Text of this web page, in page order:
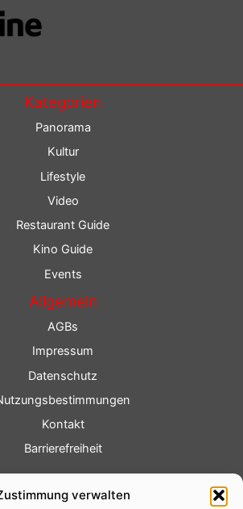
verwalten
Kategorien
Panorama
Kultur
Lifestyle
Video
Restaurant Guide
Kino Guide
Events
Allgemein
AGBs
Impressum
Datenschutz
Kontakt
Barrierefreiheit